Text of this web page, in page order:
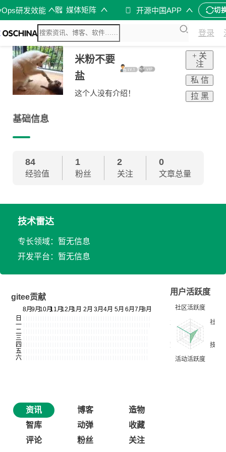
研发效能 媒体矩阵 开源中国APP 切
登录
米粉不要
盐
这个人没有介绍！
+ 关
注
私 信
拉 黑
基础信息
84
经验值
1
粉丝
2
关注
0
文章总量
技术雷达
专长领域：暂无信息
开发平台：暂无信息
gitee贡献
用户活跃度
资讯 博客
造物
智库
动弹
收藏
评论
粉丝 关注